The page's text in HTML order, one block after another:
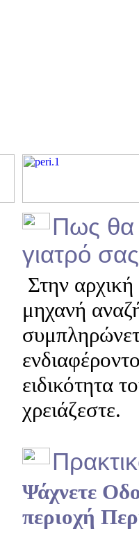
Πως θα
γιατρό σας
Στην
μηχανή
ειδικότητα
χρειάζεστε.
Ψάχνετε
περιοχή